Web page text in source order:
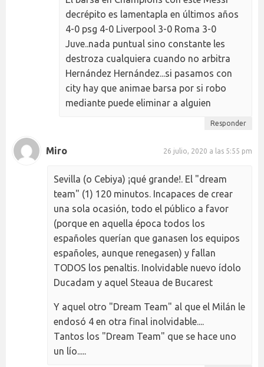
decrépito es lamentapla en últimos años
4-0 psg 4-0 Liverpool 3-0 Roma 3-0
Juve..nada puntual sino constante les
destroza cualquiera cuando no arbitra
Hernández Hernández...si pasamos con
city hay que animae barsa por si robo
mediante puede eliminar a alguien
Responder
Miro 26 julio, 2020 a las 5:55 pm
Sevilla (o Cebiya) ¡qué grande!. El "dream
team" (1) 120 minutos. Incapaces de crear
una sola ocasión, todo el público a favor
(porque en aquella época todos los
españoles querían que ganasen los equipos
españoles, aunque renegasen) y fallan
TODOS los penaltis. Inolvidable nuevo ídolo
Ducadam y aquel Steaua de Bucarest
Y aquel otro "Dream Team" al que el Milán le
endosó 4 en otra final inolvidable....
Tantos los "Dream Team" que se hace uno
un lío.....